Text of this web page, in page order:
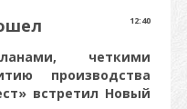
12:40
четкими
производства
встретил Новый